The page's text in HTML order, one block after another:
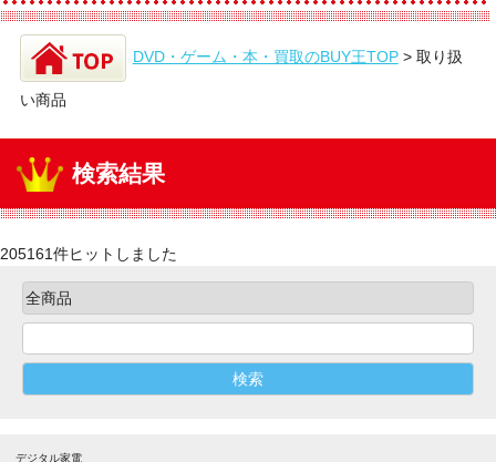
DVD・ゲーム・本・買取のBUY王TOP> 取り扱
い商品
検索結果
205161件ヒットしました
デジタル家電